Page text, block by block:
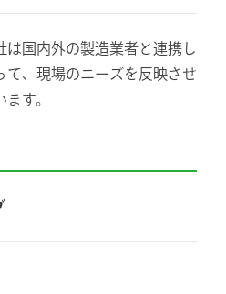
は国内外の製造業者と連携し
て、現場のニーズを反映させ
す。